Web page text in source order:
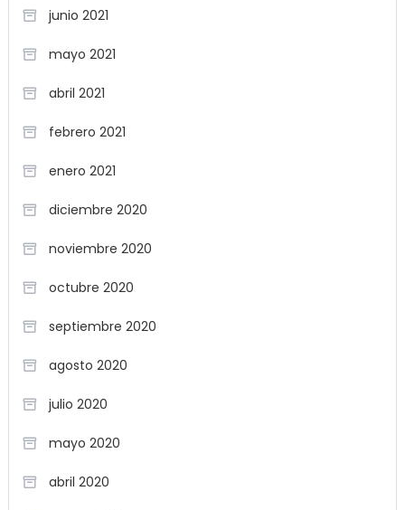
junio 2021
mayo 2021
abril 2021
febrero 2021
enero 2021
diciembre 2020
noviembre 2020
octubre 2020
septiembre 2020
agosto 2020
julio 2020
mayo 2020
abril 2020